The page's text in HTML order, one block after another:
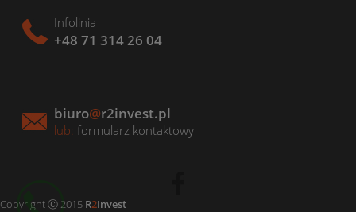
Infolinia
+48 71 314 26 04
biuro@r2invest.pl
lub: formularz kontaktowy
Copyright Ⓒ 2015 R2Invest